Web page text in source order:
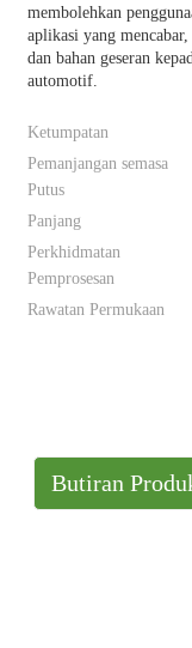
membolehkan
aplikasi yang
dan bahan geseran
automotif.
Ketumpatan
Pemanjangan semasa
Putus
Panjang
Perkhidmatan
Pemprosesan
Rawatan Permukaan
Butiran